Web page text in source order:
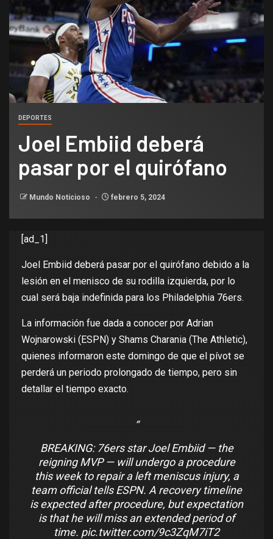
DEPORTES
Joel Embiid deberá
pasar por el quirófano
Mundo Noticioso febrero 5, 2024
[ad_1]
Joel Embiid deberá pasar por el quirófano debido a la
lesión en el menisco de su rodilla izquierda, por lo
cual será baja indefinida para los Philadelphia 76ers.
La información fue dada a conocer por Adrian
Wojnarowski (ESPN) y Shams Charania (The Athletic),
quienes informaron este domingo de que el pívot se
perderá un periodo prolongado de tiempo, pero sin
detallar el tiempo exacto.
BREAKING: 76ers star Joel Embiid — the
reigning MVP — will undergo a procedure
this week to repair a left meniscus injury, a
team official tells ESPN. A recovery timeline
is expected after procedure, but expectation
is that he will miss an extended period of
time. pic.twitter.com/9c3ZqM7iT2